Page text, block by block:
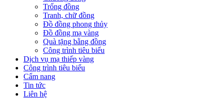
Trống đồng
Tranh, chữ đồng
Đồ đồng phong thủy
Đồ đồng mạ vàng
Quà tặng bằng đồng
Công trình tiêu biểu
Dịch vụ mạ thiếp vàng
Công trình tiêu biểu
Cẩm nang
Tin tức
Liên hệ